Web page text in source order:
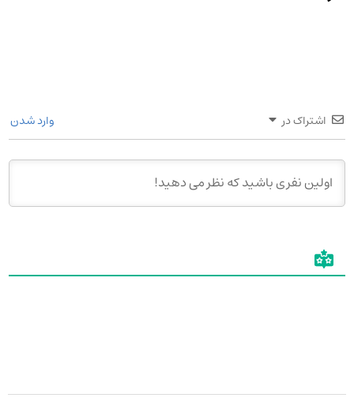
اشتراک در وارد شدن